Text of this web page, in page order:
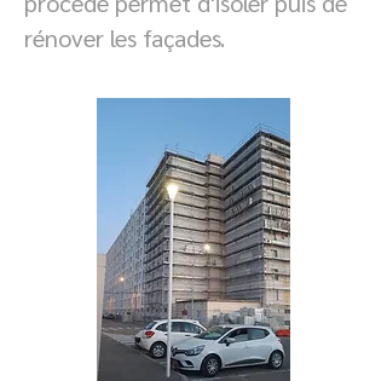
rénover les façades.